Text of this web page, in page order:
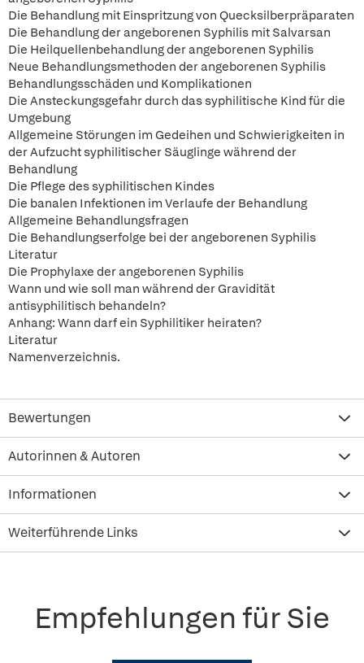
Die Behandlung mit Einspritzung von Quecksilberpräparaten
Die Behandlung der angeborenen Syphilis mit Salvarsan
Die Heilquellenbehandlung der angeborenen Syphilis
Neue Behandlungsmethoden der angeborenen Syphilis
Behandlungsschäden und Komplikationen
Die Ansteckungsgefahr durch das syphilitische Kind für die
Umgebung
Allgemeine Störungen im Gedeihen und Schwierigkeiten in
der Aufzucht syphilitischer Säuglinge während der
Behandlung
Die Pflege des syphilitischen Kindes
Die banalen Infektionen im Verlaufe der Behandlung
Allgemeine Behandlungsfragen
Die Behandlungserfolge bei der angeborenen Syphilis
Literatur
Die Prophylaxe der angeborenen Syphilis
Wann und wie soll man während der Gravidität
antisyphilitisch behandeln?
Anhang: Wann darf ein Syphilitiker heiraten?
Literatur
Namenverzeichnis.
Bewertungen
Autorinnen & Autoren
Informationen
Weiterführende Links
Empfehlungen für Sie